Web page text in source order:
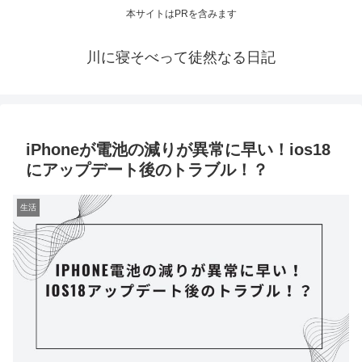
本サイトはPRを含みます
川に寝そべって徒然なる日記
iPhoneが電池の減りが異常に早い！ios18
にアップデート後のトラブル！？
生活